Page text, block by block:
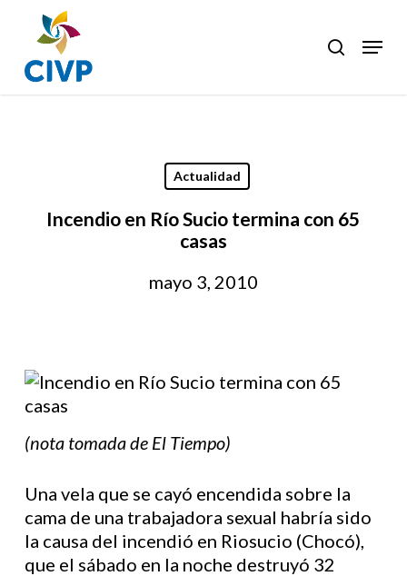
main
content
search
Menu
Actualidad
Incendio en Río Sucio termina con 65
casas
mayo 3, 2010
(nota tomada de El Tiempo)
Una vela que se cayó encendida sobre la
cama de una trabajadora sexual habría sido
la causa del incendió en Riosucio (Chocó),
que el sábado en la noche destruyó 32
Close